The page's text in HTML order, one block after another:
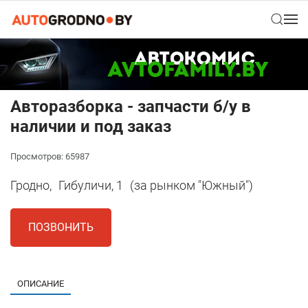
Авторазборка - запчасти б/у в
наличии и под заказ
Просмотров: 65987
Гродно, Гибуличи, 1 (за рынком "Южный")
ПОЗВОНИТЬ
ОПИСАНИЕ